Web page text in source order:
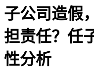
子公司造假
担责任？任
性分析